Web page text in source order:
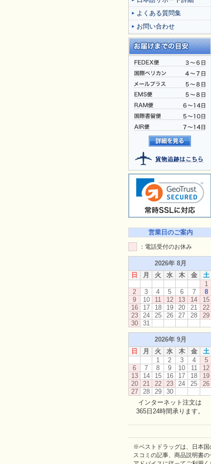
よくある質問集
お問い合わせ
営業日のご案内
：電話受付のお休み
2026年 8月
日
月 火 水 木 金
土
1
2
3 4 5 6 7
8
9
10 11 12 13 14
15
16
17 18 19 20 21
22
23
24 25 26 27 28
29
30
31
2026年 9月
日
月 火 水 木 金
土
1
2 3 4
5
6
7 8 9 10 11
12
13
14 15 16 17 18
19
20
21 22 23 24 25
26
27
28 29
30
インターネット注文は
365日24時間承ります。
※ベストドラッグは、日本国
スコミの記事、商品説明書